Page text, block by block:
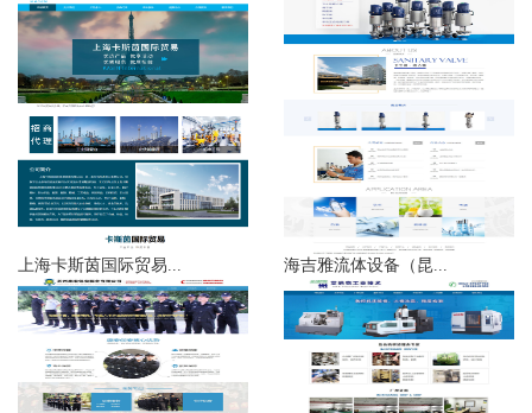
上海卡斯茵国际贸易... 海吉雅流体设备（昆...